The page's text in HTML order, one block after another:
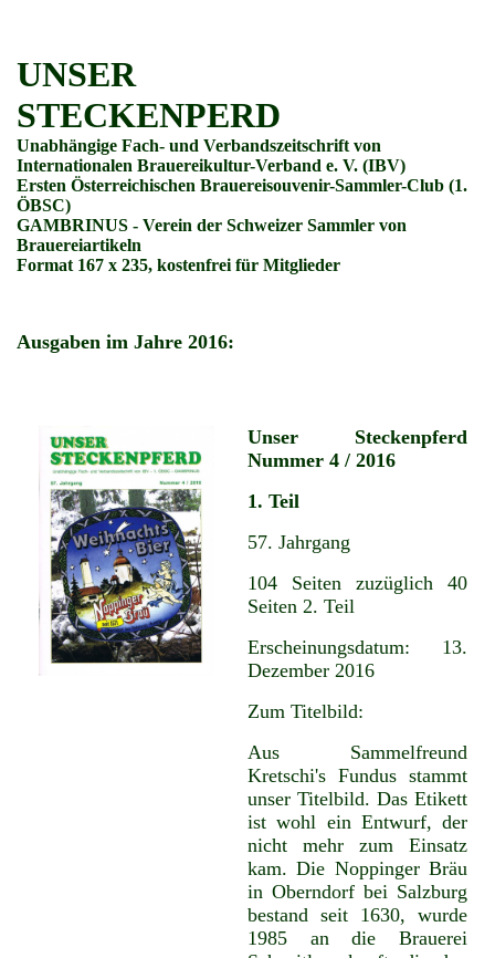
UNSER
STECKENPERD
Unabhängige Fach- und Verbandszeitschrift von
Internationalen Brauereikultur-Verband e. V. (IBV)
Ersten Österreichischen Brauereisouvenir-Sammler-Club (1.
ÖBSC)
GAMBRINUS - Verein der Schweizer Sammler von
Brauereiartikeln
Format 167 x 235, kostenfrei für Mitglieder
Ausgaben im Jahre 2016:
Unser Steckenpferd
Nummer 4 / 2016
1. Teil
57. Jahrgang
104 Seiten zuzüglich 40
Seiten 2. Teil
Erscheinungsdatum: 13.
Dezember 2016
Zum Titelbild:
Aus Sammelfreund
Kretschi's Fundus stammt
unser Titelbild. Das Etikett
ist wohl ein Entwurf, der
nicht mehr zum Einsatz
kam. Die Noppinger Bräu
in Oberndorf bei Salzburg
bestand seit 1630, wurde
1985 an die Brauerei